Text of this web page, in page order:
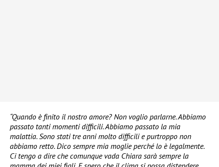
“Quando è finito il nostro amore? Non voglio parlarne. Abbiamo
passato tanti momenti difficili. Abbiamo passato la mia
malattia. Sono stati tre anni molto difficili e purtroppo non
abbiamo retto. Dico sempre mia moglie perché lo è legalmente.
Ci tengo a dire che comunque vada Chiara sarà sempre la